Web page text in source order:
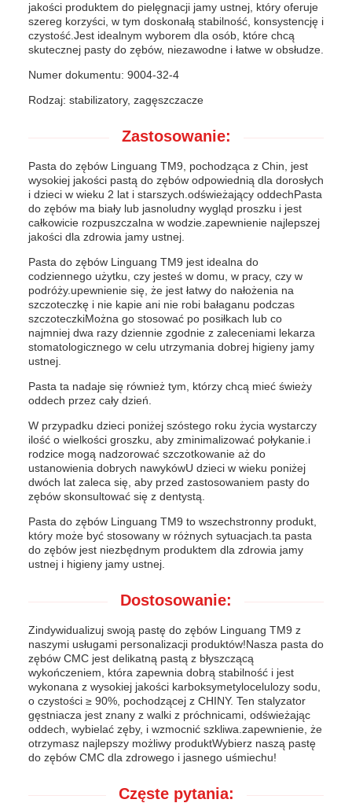
jakości produktem do pielęgnacji jamy ustnej, który oferuje
szereg korzyści, w tym doskonałą stabilność, konsystencję i
czystość.Jest idealnym wyborem dla osób, które chcą
skutecznej pasty do zębów, niezawodne i łatwe w obsłudze.
Numer dokumentu: 9004-32-4
Rodzaj: stabilizatory, zagęszczacze
Zastosowanie:
Pasta do zębów Linguang TM9, pochodząca z Chin, jest
wysokiej jakości pastą do zębów odpowiednią dla dorosłych
i dzieci w wieku 2 lat i starszych.odświeżający oddechPasta
do zębów ma biały lub jasnoludny wygląd proszku i jest
całkowicie rozpuszczalna w wodzie.zapewnienie najlepszej
jakości dla zdrowia jamy ustnej.
Pasta do zębów Linguang TM9 jest idealna do
codziennego użytku, czy jesteś w domu, w pracy, czy w
podróży.upewnienie się, że jest łatwy do nałożenia na
szczoteczkę i nie kapie ani nie robi bałaganu podczas
szczoteczkiMożna go stosować po posiłkach lub co
najmniej dwa razy dziennie zgodnie z zaleceniami lekarza
stomatologicznego w celu utrzymania dobrej higieny jamy
ustnej.
Pasta ta nadaje się również tym, którzy chcą mieć świeży
oddech przez cały dzień.
W przypadku dzieci poniżej szóstego roku życia wystarczy
ilość o wielkości groszku, aby zminimalizować połykanie.i
rodzice mogą nadzorować szczotkowanie aż do
ustanowienia dobrych nawykówU dzieci w wieku poniżej
dwóch lat zaleca się, aby przed zastosowaniem pasty do
zębów skonsultować się z dentystą.
Pasta do zębów Linguang TM9 to wszechstronny produkt,
który może być stosowany w różnych sytuacjach.ta pasta
do zębów jest niezbędnym produktem dla zdrowia jamy
ustnej i higieny jamy ustnej.
Dostosowanie:
Zindywidualizuj swoją pastę do zębów Linguang TM9 z
naszymi usługami personalizacji produktów!Nasza pasta do
zębów CMC jest delikatną pastą z błyszczącą
wykończeniem, która zapewnia dobrą stabilność i jest
wykonana z wysokiej jakości karboksymetylocelulozy sodu,
o czystości ≥ 90%, pochodzącej z CHINY. Ten stalyzator
gęstniacza jest znany z walki z próchnicami, odświeżając
oddech, wybielać zęby, i wzmocnić szkliwa.zapewnienie, że
otrzymasz najlepszy możliwy produktWybierz naszą pastę
do zębów CMC dla zdrowego i jasnego uśmiechu!
Częste pytania: